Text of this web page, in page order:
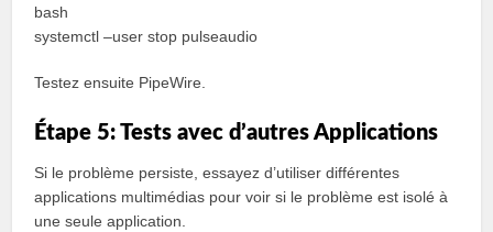
bash
systemctl –user stop pulseaudio
Testez ensuite PipeWire.
Étape 5: Tests avec d’autres Applications
Si le problème persiste, essayez d’utiliser différentes
applications multimédias pour voir si le problème est isolé à
une seule application.